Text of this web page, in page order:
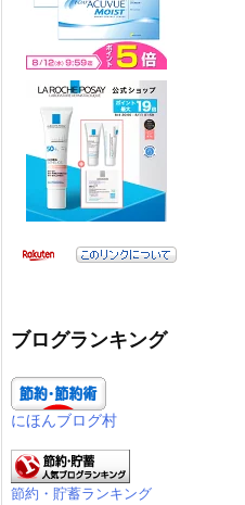
ブログランキング
にほんブログ村
節約・貯蓄ランキング